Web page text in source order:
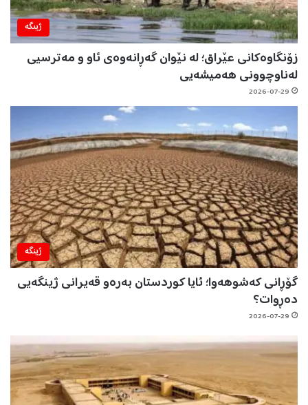
ژینگه‌
زۆنگاوەکانی عێراق؛ لە نێوان گەڕانەوەی ئاو و مەترسیی
لەناوچوونی هەمیشەیی
2026-07-29
ژینگه‌
گۆڕانی کەشوهەوا؛ ئایا کوردستان بەرەو قەیرانی ژینگەیی
دەڕوات؟
2026-07-29